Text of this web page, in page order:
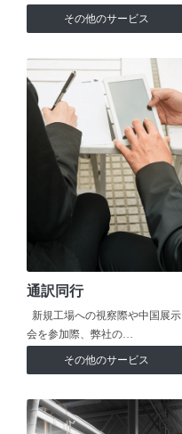
その他のサービス
通訳同行
新規工場への視察際や中国展示
会を参加際、弊社の…
その他のサービス